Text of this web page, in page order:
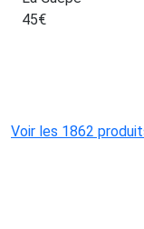
45€
Voir les 1862